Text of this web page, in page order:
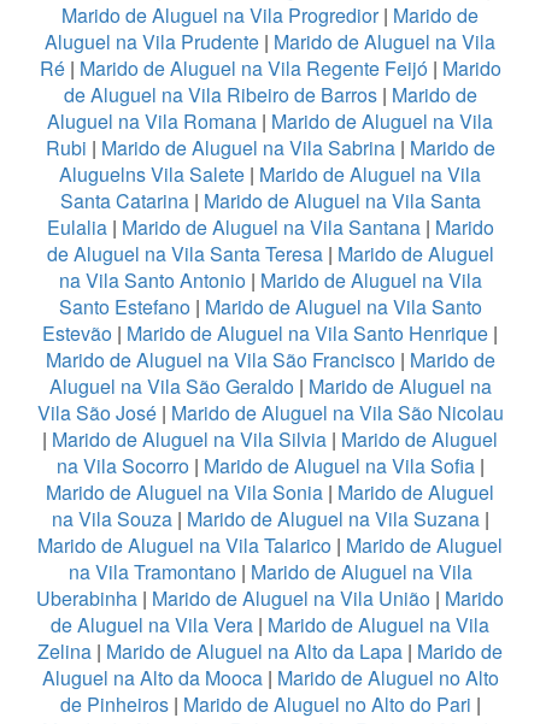
Marido de Aluguel na Vila Progredior| Marido de
Aluguel na Vila Prudente | Marido de Aluguel na Vila
Ré| Marido de Aluguel na Vila Regente Feijó| Marido
de Aluguel na Vila Ribeiro de Barros| Marido de
Aluguel na Vila Romana | Marido de Aluguel na Vila
Rubi | Marido de Aluguel na Vila Sabrina| Marido de
Aluguelns Vila Salete | Marido de Aluguel na Vila
Santa Catarina| Marido de Aluguel na Vila Santa
Eulalia| Marido de Aluguel na Vila Santana| Marido
de Aluguel na Vila Santa Teresa| Marido de Aluguel
na Vila Santo Antonio| Marido de Aluguel na Vila
Santo Estefano| Marido de Aluguel na Vila Santo
Estevão | Marido de Aluguel na Vila Santo Henrique |
Marido de Aluguel na Vila São Francisco| Marido de
Aluguel na Vila São Geraldo| Marido de Aluguel na
Vila São José| Marido de Aluguel na Vila São Nicolau
| Marido de Aluguel na Vila Silvia | Marido de Aluguel
na Vila Socorro| Marido de Aluguel na Vila Sofia|
Marido de Aluguel na Vila Sonia | Marido de Aluguel
na Vila Souza| Marido de Aluguel na Vila Suzana|
Marido de Aluguel na Vila Talarico | Marido de Aluguel
na Vila Tramontano| Marido de Aluguel na Vila
Uberabinha | Marido de Aluguel na Vila União | Marido
de Aluguel na Vila Vera | Marido de Aluguel na Vila
Zelina | Marido de Aluguel na Alto da Lapa | Marido de
Aluguel na Alto da Mooca| Marido de Aluguel no Alto
de Pinheiros| Marido de Aluguel no Alto do Pari |